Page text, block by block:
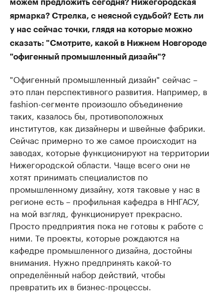
можем предложить сегодня? Нижегородская
ярмарка? Стрелка, с неясной судьбой? Есть ли
у нас сейчас точки, глядя на которые можно
сказать: "Смотрите, какой в Нижнем Новгороде
"офигенный промышленный дизайн"?
"Офигенный промышленный дизайн" сейчас –
это план перспективного развития. Например, в
fashion-сегменте произошло объединение
таких, казалось бы, противоположных
институтов, как дизайнеры и швейные фабрики.
Сейчас примерно то же самое происходит на
заводах, которые функционируют на территории
Нижегородской области. Чаще всего они не
хотят принимать специалистов по
промышленному дизайну, хотя таковые у нас в
регионе есть – профильная кафедра в ННГАСУ,
на мой взгляд, функционирует прекрасно.
Просто предприятия пока не готовы к работе с
ними. Те проекты, которые рождаются на
кафедре промышленного дизайна, достойны
внимания. Нужно предпринять какой-то
определённый набор действий, чтобы
превратить их в бизнес-процессы.